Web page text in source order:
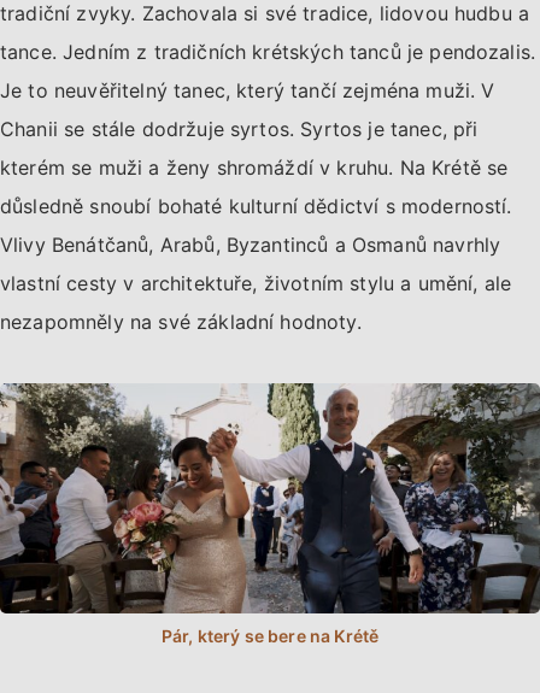
tradiční zvyky. Zachovala si své tradice, lidovou hudbu a
tance. Jedním z tradičních krétských tanců je pendozalis.
Je to neuvěřitelný tanec, který tančí zejména muži. V
Chanii se stále dodržuje syrtos. Syrtos je tanec, při
kterém se muži a ženy shromáždí v kruhu. Na Krétě se
důsledně snoubí bohaté kulturní dědictví s moderností.
Vlivy Benátčanů, Arabů, Byzantinců a Osmanů navrhly
vlastní cesty v architektuře, životním stylu a umění, ale
nezapomněly na své základní hodnoty.